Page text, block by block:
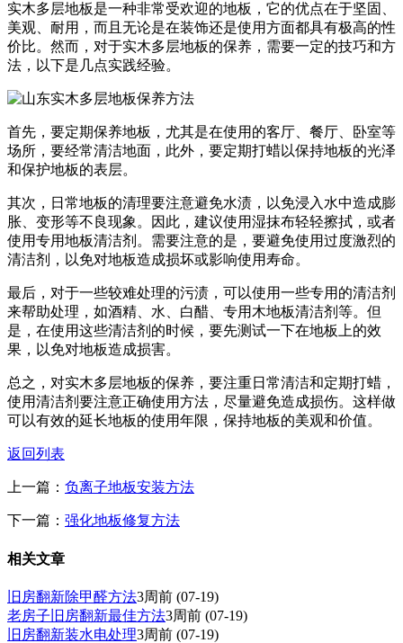
实木多层地板是一种非常受欢迎的地板，它的优点在于坚固、
美观、耐用，而且无论是在装饰还是使用方面都具有极高的性
价比。然而，对于实木多层地板的保养，需要一定的技巧和方
法，以下是几点实践经验。
首先，要定期保养地板，尤其是在使用的客厅、餐厅、卧室等
场所，要经常清洁地面，此外，要定期打蜡以保持地板的光泽
和保护地板的表层。
其次，日常地板的清理要注意避免水渍，以免浸入水中造成膨
胀、变形等不良现象。因此，建议使用湿抹布轻轻擦拭，或者
使用专用地板清洁剂。需要注意的是，要避免使用过度激烈的
清洁剂，以免对地板造成损坏或影响使用寿命。
最后，对于一些较难处理的污渍，可以使用一些专用的清洁剂
来帮助处理，如酒精、水、白醋、专用木地板清洁剂等。但
是，在使用这些清洁剂的时候，要先测试一下在地板上的效
果，以免对地板造成损害。
总之，对实木多层地板的保养，要注重日常清洁和定期打蜡，
使用清洁剂要注意正确使用方法，尽量避免造成损伤。这样做
可以有效的延长地板的使用年限，保持地板的美观和价值。
返回列表
上一篇： 负离子地板安装方法
下一篇： 强化地板修复方法
相关文章
旧房翻新除甲醛方法3周前 (07-19)
老房子旧房翻新最佳方法3周前 (07-19)
旧房翻新装水电处理3周前 (07-19)